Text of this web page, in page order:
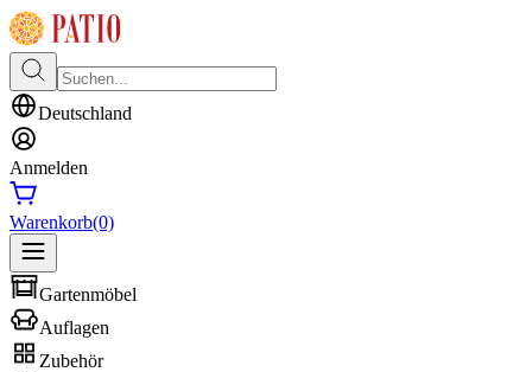
Deutschland
Anmelden
Warenkorb(0)
Gartenmöbel
Auflagen
Zubehör